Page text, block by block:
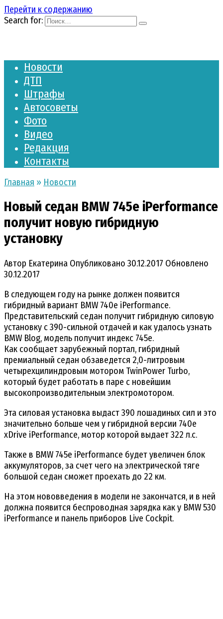
Перейти к содержанию
Search for:
Новости
ДТП
Штрафы
Автосоветы
Фото
Видео
Редакция
Контакты
Главная » Новости
Новый седан BMW 745e iPerformance
получит новую гибридную
установку
Автор Екатерина Опубликовано 30.12.2017 Обновлено
30.12.2017
В следующем году на рынке должен появится
гибридный вариант BMW 740e iPerformance.
Представительский седан получит гибридную силовую
установку с 390-сильной отдачей и как удалось узнать
BMW Blog, модель получит индекс 745e.
Как сообщает зарубежный портал, гибридный
премиальный седан обзаведется 2,0-литровым
четырехцилиндровым мотором TwinPower Turbo,
который будет работать в паре с новейшим
высокопроизводительным электромотором.
Эта силовая установка выдаст 390 лошадиных сил и это
значительно больше чем у гибридной версии 740e
xDrive iPerformance, мотор которой выдает 322 л.с.
Также в BMW 745e iPerformance будет увеличен блок
аккумуляторов, за счет чего на электрической тяге
большой седан сможет проехать до 22 км.
На этом нововведения в модели не закончатся, и в ней
должна появится беспроводная зарядка как у BMW 530
iPerformance и панель приборов Live Cockpit.